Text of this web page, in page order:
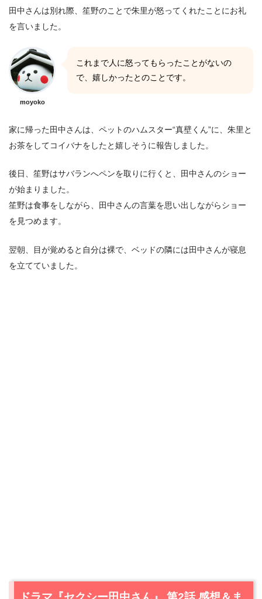
田中さんは別れ際、笙野のことで朱里が怒ってくれたことにお礼
を言いました。
moyoko
これまで人に怒ってもらったことがないの
で、嬉しかったとのことです。
家に帰った田中さんは、ペットのハムスター“真壁くん”に、朱里と
お茶をしてコイバナをしたと嬉しそうに報告しました。
後日、笙野はサバランへペンを取りに行くと、田中さんのショー
が始まりました。
笙野は食事をしながら、田中さんの言葉を思い出しながらショー
を見つめます。
翌朝、目が覚めると自分は裸で、ベッドの隣には田中さんが寝息
を立てていました。